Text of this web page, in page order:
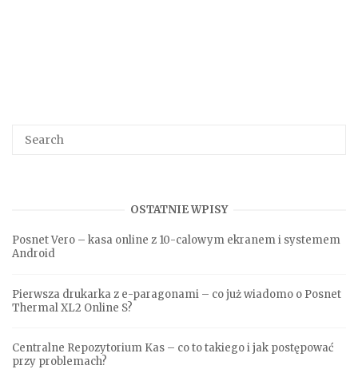
Search
OSTATNIE WPISY
Posnet Vero – kasa online z 10-calowym ekranem i systemem
Android
Pierwsza drukarka z e-paragonami – co już wiadomo o Posnet
Thermal XL2 Online S?
Centralne Repozytorium Kas – co to takiego i jak postępować
przy problemach?